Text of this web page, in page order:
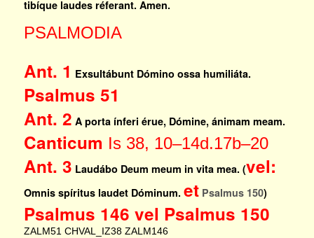
tibíque laudes réferant. Amen.
PSALMODIA
Ant. 1 Exsultábunt Dómino ossa humiliáta.
Psalmus 51
Ant. 2 A porta ínferi érue, Dómine, ánimam meam.
Canticum Is 38, 10–14d.17b–20
Ant. 3 Laudábo Deum meum in vita mea. (vel:
Omnis spíritus laudet Dóminum. et Psalmus 150)
Psalmus 146 vel Psalmus 150
ZALM51 CHVAL_IZ38 ZALM146